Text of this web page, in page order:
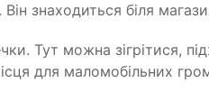
знаходиться біля
Тут можна зігрітися,
для маломобільних